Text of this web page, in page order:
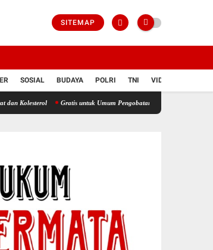
SITEMAP
SOSIAL BUDAYA POLRI TNI VIDIO
Gratis untuk Umum Pengobatan dan Cek Asam Urat Digelar